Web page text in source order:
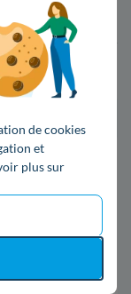
de cookies
et
plus sur
c€/kWh
17,83 c€/kWh
6 kVA